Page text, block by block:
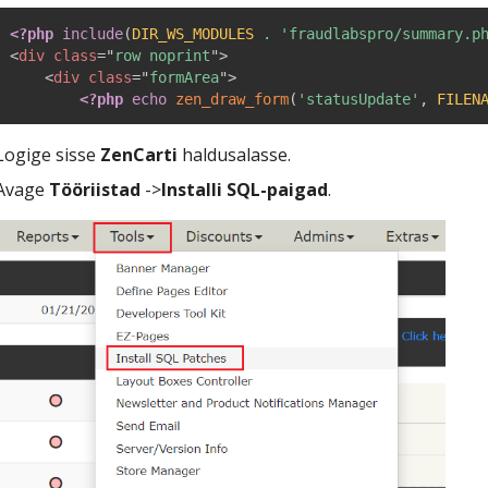
<?php include(DIR_WS_MODULES . 'fraudlabspro/
<div class=" row noprint">
<div class="formArea">
<?php echo zen_draw_form( 'statusUpdate' ,
sisse ZenCarti haldusalasse.
Tööriistad ->Installi SQL-paigad.